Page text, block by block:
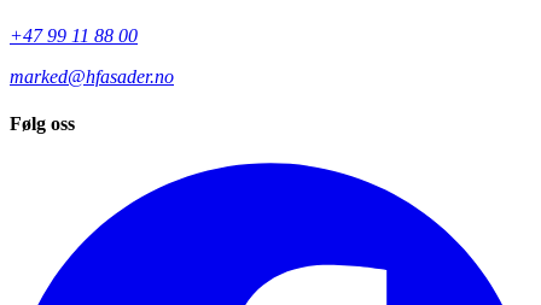
+47 99 11 88 00
marked@hfasader.no
Følg oss